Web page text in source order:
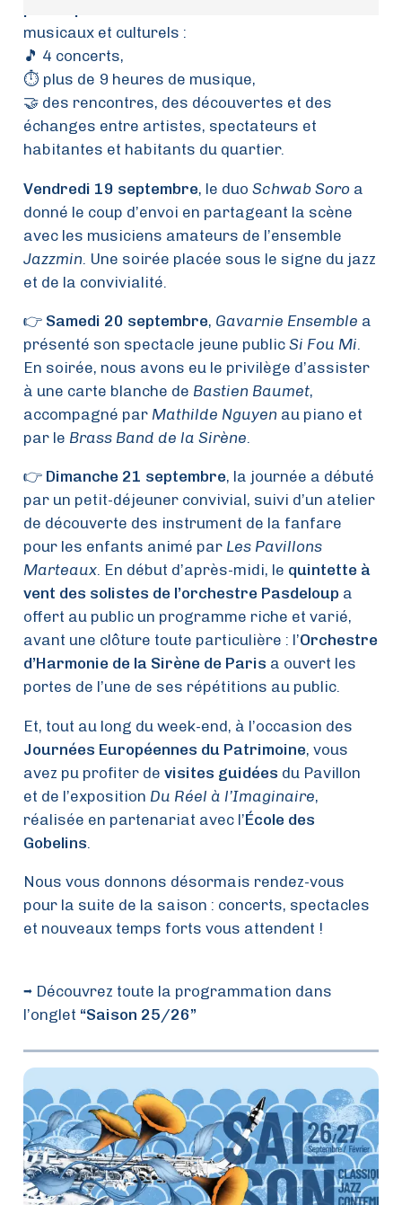
musicaux et culturels :
🎵 4 concerts,
⏱️ plus de 9 heures de musique,
🤝 des rencontres, des découvertes et des
échanges entre artistes, spectateurs et
habitantes et habitants du quartier.
Vendredi 19 septembre, le duoSchwab Soro a
donné le coup d’envoi en partageant la scène
avec les musiciens amateurs de l’ensemble
Jazzmin . Une soirée placée sous le signe du jazz
et de la convivialité.
👉 Samedi 20 septembre, Gavarnie Ensemble a
présenté son spectacle jeune publicSi Fou Mi
En soirée, nous avons eu le privilège d’assister
à une carte blanche de Bastien Baumet,
accompagné par Mathilde Nguyen au piano et
par le Brass Band de la Sirène
👉 Dimanche 21 septembre, la journée a débuté
par un petit-déjeuner convivial, suivi d’un atelier
de découverte des instrument de la fanfare
pour les enfants animé par Les Pavillons
Marteaux. En début d’après-midi, le quintette à
vent des solistes de l’orchestre Pasdeloup a
offert au public un programme riche et varié,
avant une clôture toute particulière : l’Orchestre
d’Harmonie de la Sirène de Paris a ouvert les
portes de l’une de ses répétitions au public.
Et, tout au long du week-end, à l’occasion des
Journées Européennes du Patrimoine, vous
avez pu profiter devisites guidées du Pavillon
et de l’exposition Du Réel à l’Imaginaire,
réalisée en partenariat avec l’École des
Gobelins
Nous vous donnons désormais rendez-vous
pour la suite de la saison : concerts, spectacles
et nouveaux temps forts vous attendent !
➡️ Découvrez toute la programmation dans
l’onglet “Saison 25/26”